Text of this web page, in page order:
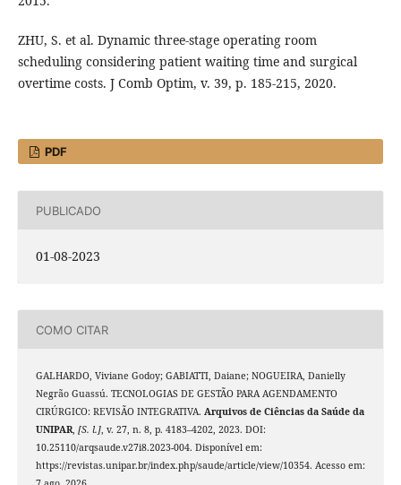
ZHU, S. et al. Dynamic three-stage operating room
scheduling considering patient waiting time and surgical
overtime costs. J Comb Optim, v. 39, p. 185-215, 2020.
PDF
PUBLICADO
01-08-2023
COMO CITAR
GALHARDO, Viviane Godoy; GABIATTI, Daiane; NOGUEIRA, Danielly
Negrão Guassú. TECNOLOGIAS DE GESTÃO PARA AGENDAMENTO
CIRÚRGICO: REVISÃO INTEGRATIVA. Arquivos de Ciências da Saúde da
UNIPAR, [S. l.], v. 27, n. 8, p. 4183–4202, 2023. DOI:
10.25110/arqsaude.v27i8.2023-004. Disponível em:
https://revistas.unipar.br/index.php/saude/article/view/10354. Acesso em: